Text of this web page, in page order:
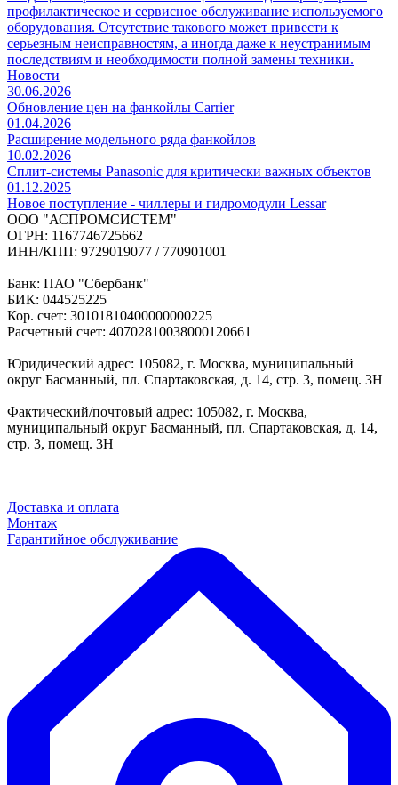
профилактическое и сервисное обслуживание используемого
оборудования. Отсутствие такового может привести к
серьезным неисправностям, а иногда даже к неустранимым
последствиям и необходимости полной замены техники.
Новости
30.06.2026
Обновление цен на фанкойлы Carrier
01.04.2026
Расширение модельного ряда фанкойлов
10.02.2026
Сплит-системы Panasonic для критически важных объектов
01.12.2025
Новое поступление - чиллеры и гидромодули Lessar
ООО "АСПРОМСИСТЕМ"
ОГРН: 1167746725662
ИНН/КПП: 9729019077 / 770901001
Банк: ПАО "Сбербанк"
БИК: 044525225
Кор. счет: 30101810400000000225
Расчетный счет: 40702810038000120661
Юридический адрес: 105082, г. Москва, муниципальный
округ Басманный, пл. Спартаковская, д. 14, стр. 3, помещ. 3Н
Фактический/почтовый адрес: 105082, г. Москва,
муниципальный округ Басманный, пл. Спартаковская, д. 14,
стр. 3, помещ. 3Н
Доставка и оплата
Монтаж
Гарантийное обслуживание